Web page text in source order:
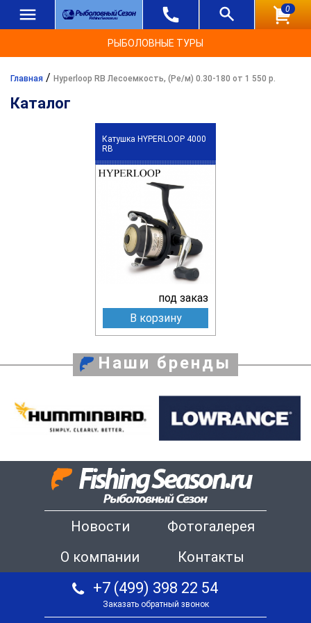
0
РЫБОЛОВНЫЕ ТУРЫ
Главная / Hyperloop RB Лесоемкость, (Ре/м) 0.30-180 от 1 550 р.
Каталог
Катушка HYPERLOOP 4000
RB
под заказ
В корзину
Наши бренды
Новости
Фотогалерея
О компании
Контакты
+7 (499) 398 22 54
Заказать обратный звонок